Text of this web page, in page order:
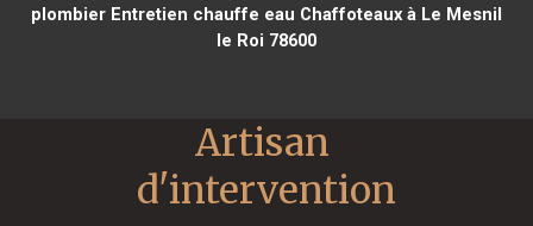
plombier Entretien chauffe eau Chaffoteaux à Le Mesnil
le Roi 78600
Artisan
d'intervention